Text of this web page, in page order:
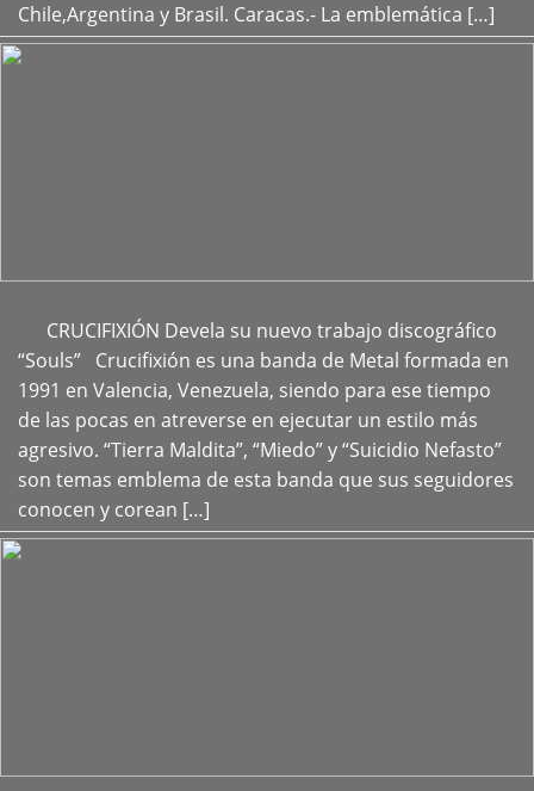
Chile,Argentina y Brasil. Caracas.- La emblemática […]
CRUCIFIXIÓN Devela su nuevo trabajo discográfico
“Souls” Crucifixión es una banda de Metal formada en
1991 en Valencia, Venezuela, siendo para ese tiempo
de las pocas en atreverse en ejecutar un estilo más
agresivo. “Tierra Maldita”, “Miedo” y “Suicidio Nefasto”
son temas emblema de esta banda que sus seguidores
conocen y corean […]
+